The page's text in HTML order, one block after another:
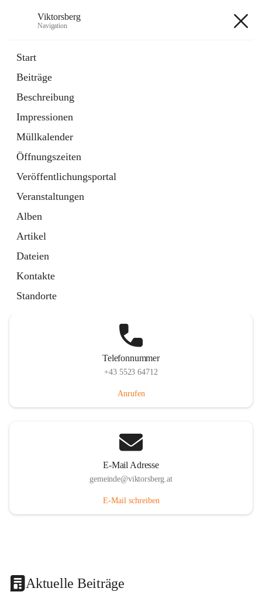
Viktorsberg
Navigation
Start
Beiträge
Beschreibung
Impressionen
Müllkalender
Öffnungszeiten
Veröffentlichungsportal
Veranstaltungen
Alben
Artikel
Dateien
Kontakte
Standorte
1 Schnellzugriff
Bürgerservice
10 Schnellzugriffe
Telefonnummer
+43 5523 64712
Anrufen
E-Mail Adresse
gemeinde@viktorsberg.at
E-Mail schreiben
Aktuelle Beiträge